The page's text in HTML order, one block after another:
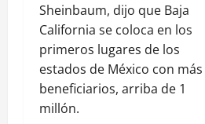
Sheinbaum, dijo que Baja
California se coloca en los
primeros lugares de los
estados de México con más
beneficiarios, arriba de 1
millón.